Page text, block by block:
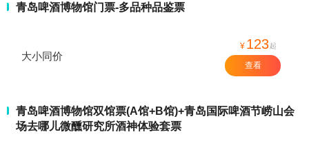
青岛啤酒博物馆门票-多品种品鉴票
大小同价
¥ 123起
查看
青岛啤酒博物馆双馆票(A馆+B馆)+青岛国际啤酒节崂山会
场去哪儿微醺研究所酒神体验套票